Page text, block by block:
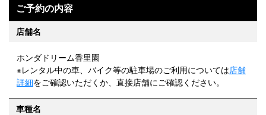
ご予約の内容
店舗名
ホンダドリーム香里園
※レンタル中の車、バイク等の駐車場のご利用については店舗
詳細をご確認いただくか、直接店舗にご確認ください。
車種名